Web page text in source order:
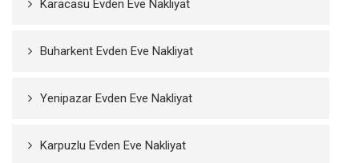
Karacasu Evden Eve Nakliyat
Buharkent Evden Eve Nakliyat
Yenipazar Evden Eve Nakliyat
Karpuzlu Evden Eve Nakliyat